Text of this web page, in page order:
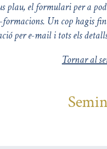
plau, el formulari per a
formacions. Un cop hagis
per e-mail i tots els
Tornar al